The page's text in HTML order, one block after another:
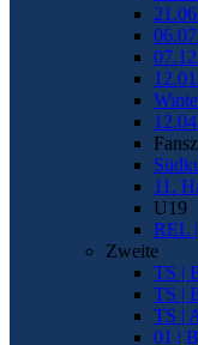
11.
U19
REL
Zweite
TS |
TS |
TS |
01 |